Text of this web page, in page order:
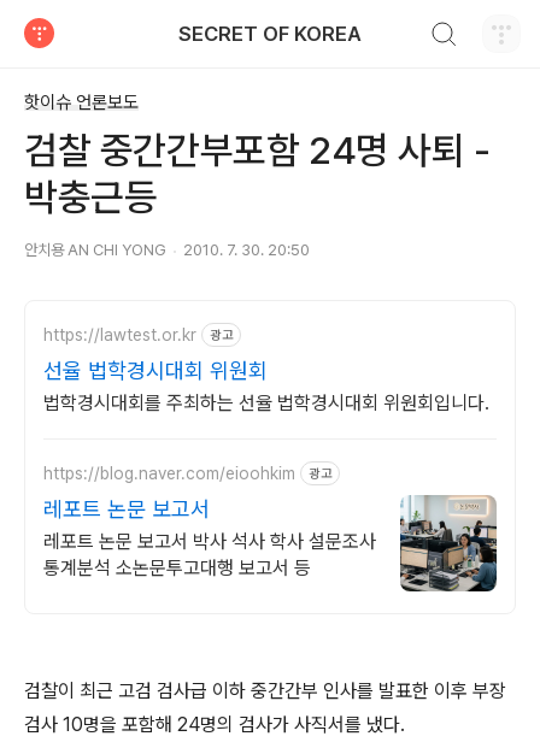
SECRET OF KOREA
핫이슈 언론보도
검찰 중간간부포함 24명 사퇴 -
박충근등
안치용 AN CHI YONG 2010. 7. 30. 20:50
https://lawtest.or.kr 광고
선율 법학경시대회 위원회
법학경시대회를 주최하는 선율 법학경시대회 위원회입니다.
https://blog.naver.com/eioohkim 광고
레포트 논문 보고서
레포트 논문 보고서 박사 석사 학사 설문조사
통계분석 소논문투고대행 보고서 등
검찰이 최근 고검 검사급 이하 중간간부 인사를 발표한 이후 부장
검사 10명을 포함해 24명의 검사가 사직서를 냈다.